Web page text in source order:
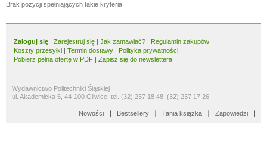
Brak pozycji spełniających takie kryteria.
Zaloguj się | Zarejestruj się | Jak zamawiać? | Regulamin zakupów
Koszty przesyłki | Termin dostawy | Polityka prywatności |
Pobierz pełną ofertę w PDF | Zapisz się do newslettera
Wydawnictwo Politechniki Śląskiej
ul. Akademicka 5, 44-100 Gliwice, tel. (32) 237 18 48, (32) 237 17 26
Nowości Bestsellery Tania książka Zapowiedzi